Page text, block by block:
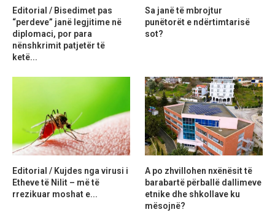
Editorial / Bisedimet pas
“perdeve” janë legjitime në
diplomaci, por para
nënshkrimit patjetër të
ketë...
Sa janë të mbrojtur
punëtorët e ndërtimtarisë
sot?
Editorial / Kujdes nga virusi i
Etheve të Nilit – më të
rrezikuar moshat e...
A po zhvillohen nxënësit të
barabartë përballë dallimeve
etnike dhe shkollave ku
mësojnë?